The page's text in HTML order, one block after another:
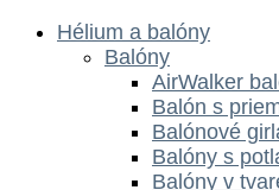
Hélium a balóny
Balóny
AirWalker
Balón s
Balónové
Balóny s
Balóny v